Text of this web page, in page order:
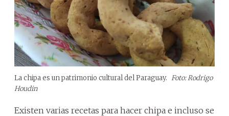
La chipa es un patrimonio cultural del Paraguay. Foto: Rodrigo
Houdin
Existen varias recetas para hacer chipa e incluso se